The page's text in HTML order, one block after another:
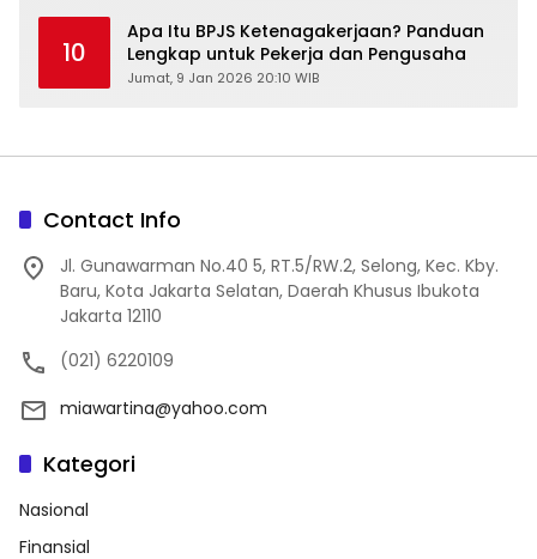
10
Apa Itu BPJS Ketenagakerjaan? Panduan
Lengkap untuk Pekerja dan Pengusaha
Jumat, 9 Jan 2026 20:10 WIB
Contact Info
Jl. Gunawarman No.40 5, RT.5/RW.2, Selong, Kec. Kby.
Baru, Kota Jakarta Selatan, Daerah Khusus Ibukota
Jakarta 12110
(021) 6220109
miawartina@yahoo.com
Kategori
Nasional
Finansial